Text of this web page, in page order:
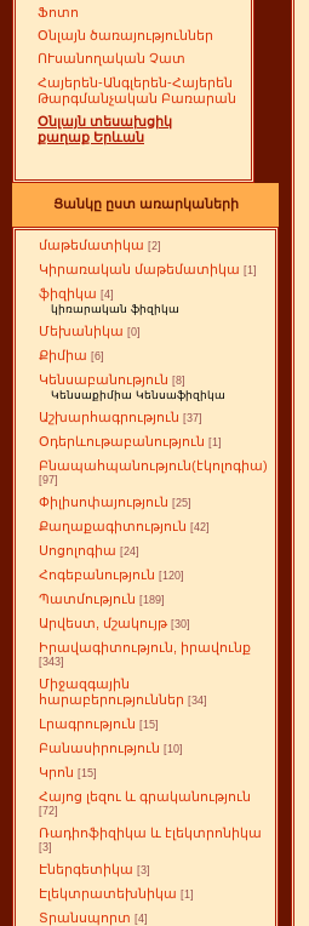
Ֆոտո
Օնլայն ծառայություններ
ՈՒսանողական Չատ
Հայերեն-Անգլերեն-Հայերեն
Թարգմանչական Բառարան
Օնլայն տեսախցիկ
քաղաք Երևան
Ցանկը ըստ առարկաների
մաթեմատիկա [2]
Կիրառական մաթեմատիկա [1]
ֆիզիկա [4]
կիռարական ֆիզիկա
Մեխանիկա [0]
Քիմիա [6]
Կենսաբանություն [8]
Կենսաքիմիա Կենսաֆիզիկա
Աշխարհագրություն [37]
Օդերևութաբանություն [1]
Բնապահպանություն(էկոլոգիա)
[97]
Փիլիսոփայություն [25]
Քաղաքագիտություն [42]
Սոցոլոգիա [24]
Հոգեբանություն [120]
Պատմություն [189]
Արվեստ, մշակույթ [30]
Իրավագիտություն, իրավունք
[343]
Միջազգային
հարաբերություններ [34]
Լրագրություն [15]
Բանասիրություն [10]
Կրոն [15]
Հայոց լեզու և գրականություն
[72]
Ռադիոֆիզիկա և էլեկտրոնիկա
[3]
Էներգետիկա [3]
Էլեկտրատեխնիկա [1]
Տրանսպորտ [4]